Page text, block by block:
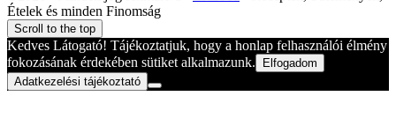
Ételek és minden Finomság
Scroll to the top
Kedves Látogató! Tájékoztatjuk, hogy a honlap felhasználói élmény
fokozásának érdekében sütiket alkalmazunk.
Elfogadom
Adatkezelési tájékoztató